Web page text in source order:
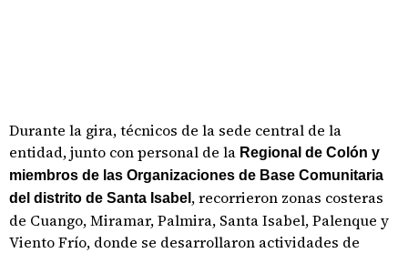
Durante la gira, técnicos de la sede central de la
entidad, junto con personal de la Regional de Colón y
miembros de las Organizaciones de Base Comunitaria
del distrito de Santa Isabel , recorrieron zonas costeras
de Cuango, Miramar, Palmira, Santa Isabel, Palenque y
Viento Frío, donde se desarrollaron actividades de